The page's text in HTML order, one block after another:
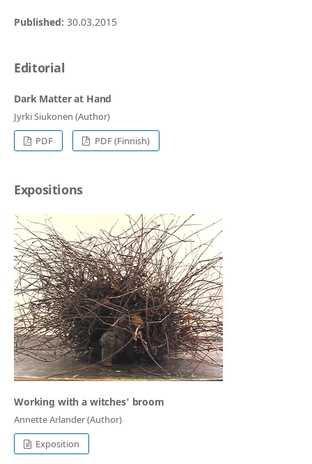
Published: 30.03.2015
Editorial
Dark Matter at Hand
Jyrki Siukonen (Author)
PDF
PDF (Finnish)
Expositions
Working with a witches' broom
Annette Arlander (Author)
Exposition